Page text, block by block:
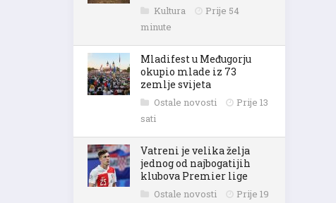
Kultura
Prije 54
minute
Mladifest u Međugorju
okupio mlade iz 73
zemlje svijeta
Ostale novosti
Prije 13
sati
Vatreni je velika želja
jednog od najbogatijih
klubova Premier lige
Ostale novosti
Prije 19